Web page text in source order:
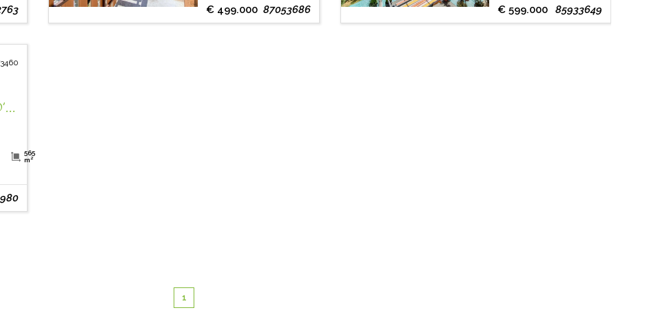
€ 499.000 87053686 € 599.000 85933649
PROPRIETE D’EXCEPTION FACE AU MONT BLANC !
565
m²
1